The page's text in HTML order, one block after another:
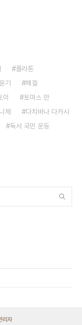
플라톤
기
헤겔
토마스 만
체
다치바나 다카시
독서 국민 운동
리자